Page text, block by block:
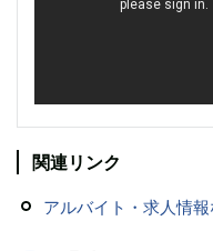
関連リンク
アルバイト・求人情